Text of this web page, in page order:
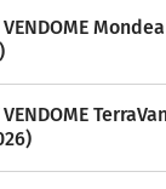
VENDOME
VENDOME